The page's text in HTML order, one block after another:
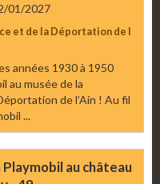
01/2027
et de la Déportation de l
années 1930 à 1950
au musée de la
de l’Ain ! Au fil
...
au château